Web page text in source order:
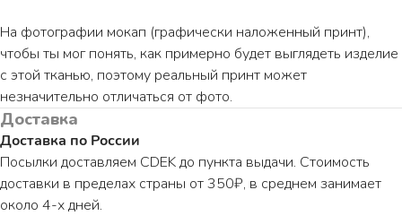
На фотографии мокап (графически наложенный принт),
чтобы ты мог понять, как примерно будет выглядеть изделие
с этой тканью, поэтому реальный принт может
незначительно отличаться от фото.
Доставка
Доставка по России
Посылки доставляем CDEK до пункта выдачи. Стоимость
доставки в пределах страны от 350₽, в среднем занимает
около 4-х дней.